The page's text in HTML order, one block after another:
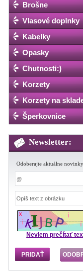
Brošne
Vlasové doplnky
Kabelky
Opasky
Chutnosti:)
Korzety
Korzety na
Šperkovnice
Newsletter:
Odoberajte aktuálne
Neviem prečítať